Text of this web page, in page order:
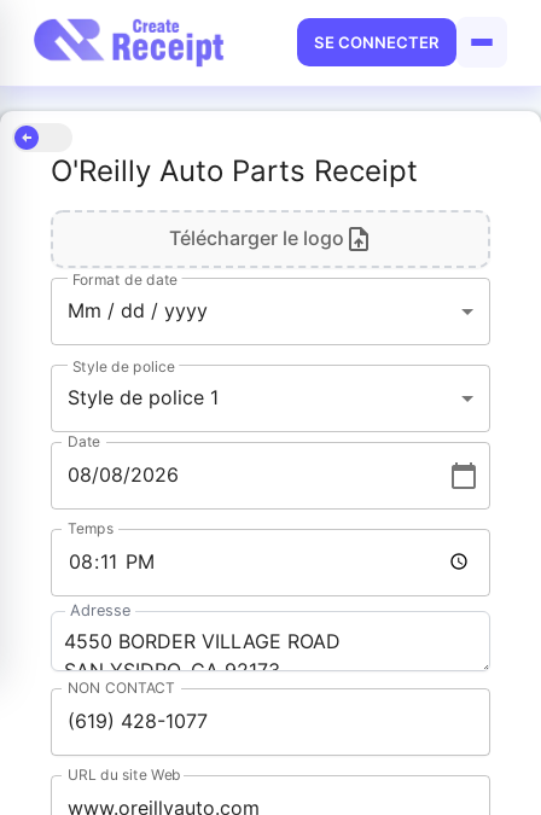
SE CONNECTER
O'Reilly Auto Parts Receipt
Télécharger le logo
Format de date
Mm / dd / yyyy
Style de police
Style de police 1
Date
Temps
Adresse
NON CONTACT
URL du site Web